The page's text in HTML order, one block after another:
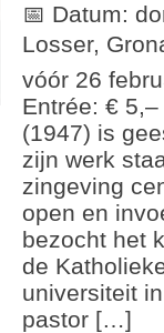
📅 Datum:
Losser,
vóór 26
Entrée: €
(1947) is
zijn werk
zingeving
open en
bezocht het
de
universiteit
pastor […]